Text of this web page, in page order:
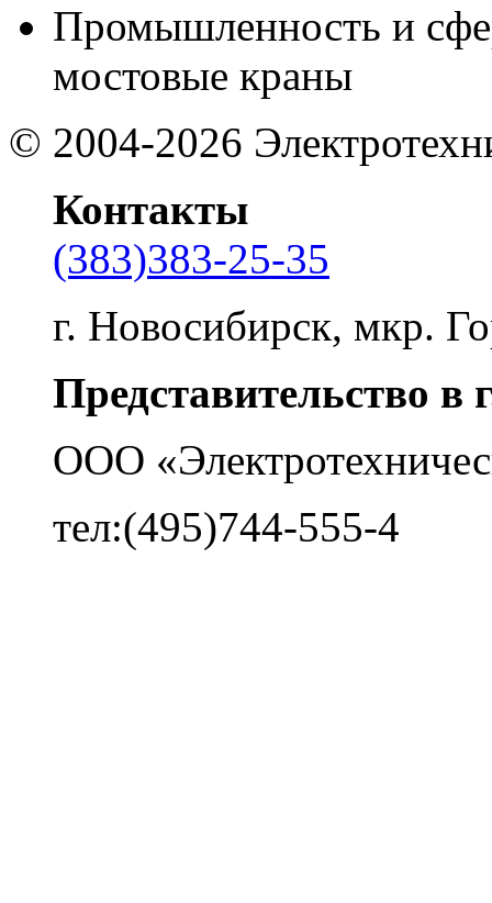
Промышленность и
мостовые краны
© 2004-2026
Контакты
(383)383-25-35
г. Новосибирск, мкр.
Представительство в
ООО
тел:(495)744-555-4